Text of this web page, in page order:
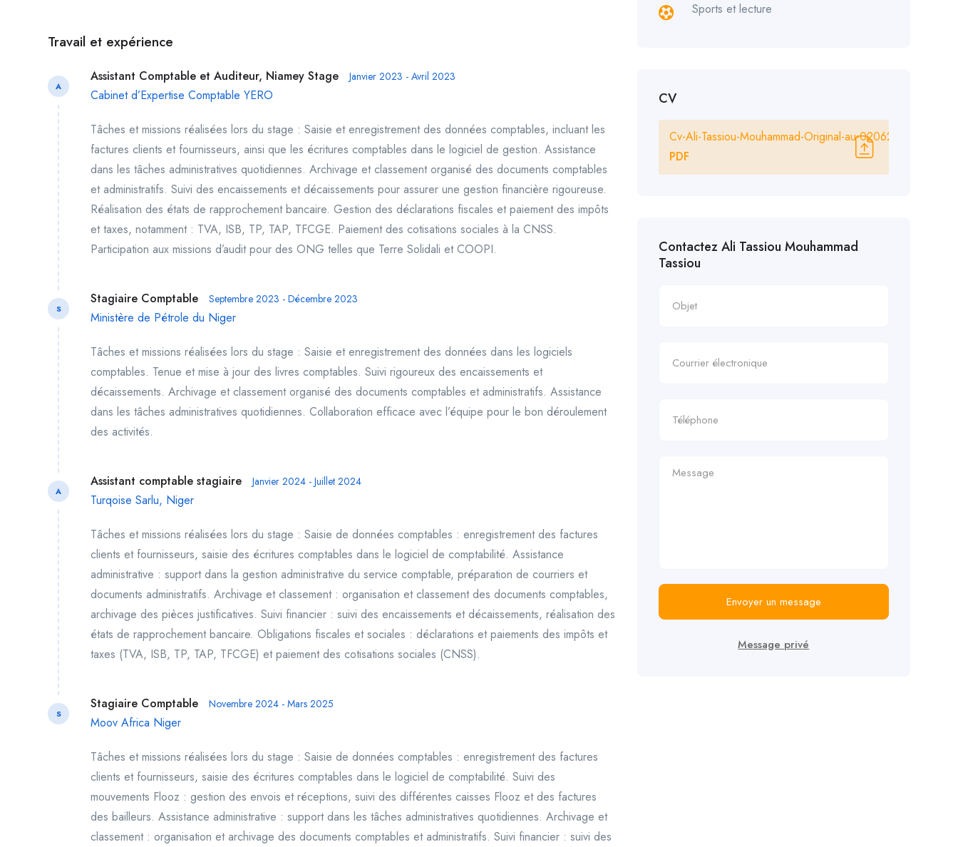
Travail et expérience
A
Assistant Comptable et Auditeur, Niamey Stage Janvier 2023 - Avril 2023
Cabinet d’Expertise Comptable YERO
Tâches et missions réalisées lors du stage : Saisie et enregistrement des données comptables, incluant les
factures clients et fournisseurs, ainsi que les écritures comptables dans le logiciel de gestion. Assistance
dans les tâches administratives quotidiennes. Archivage et classement organisé des documents comptables
et administratifs. Suivi des encaissements et décaissements pour assurer une gestion financière rigoureuse.
Réalisation des états de rapprochement bancaire. Gestion des déclarations fiscales et paiement des impôts
et taxes, notamment : TVA, ISB, TP, TAP, TFCGE. Paiement des cotisations sociales à la CNSS.
Participation aux missions d’audit pour des ONG telles que Terre Solidali et COOPI.
S
Stagiaire Comptable Septembre 2023 - Décembre 2023
Ministère de Pétrole du Niger
Tâches et missions réalisées lors du stage : Saisie et enregistrement des données dans les logiciels
comptables. Tenue et mise à jour des livres comptables. Suivi rigoureux des encaissements et
décaissements. Archivage et classement organisé des documents comptables et administratifs. Assistance
dans les tâches administratives quotidiennes. Collaboration efficace avec l’équipe pour le bon déroulement
des activités.
A
Assistant comptable stagiaire Janvier 2024 - Juillet 2024
Turqoise Sarlu, Niger
Tâches et missions réalisées lors du stage : Saisie de données comptables : enregistrement des factures
clients et fournisseurs, saisie des écritures comptables dans le logiciel de comptabilité. Assistance
administrative : support dans la gestion administrative du service comptable, préparation de courriers et
documents administratifs. Archivage et classement : organisation et classement des documents comptables,
archivage des pièces justificatives. Suivi financier : suivi des encaissements et décaissements, réalisation des
états de rapprochement bancaire. Obligations fiscales et sociales : déclarations et paiements des impôts et
taxes (TVA, ISB, TP, TAP, TFCGE) et paiement des cotisations sociales (CNSS).
S
Stagiaire Comptable Novembre 2024 - Mars 2025
Moov Africa Niger
Tâches et missions réalisées lors du stage : Saisie de données comptables : enregistrement des factures
clients et fournisseurs, saisie des écritures comptables dans le logiciel de comptabilité. Suivi des
mouvements Flooz : gestion des envois et réceptions, suivi des différentes caisses Flooz et des factures
des bailleurs. Assistance administrative : support dans les tâches administratives quotidiennes. Archivage et
classement : organisation et archivage des documents comptables et administratifs. Suivi financier : suivi des
Sports et lecture
CV
Cv-Ali-Tassiou-Mouhammad-Original-au-020625.pdf
PDF
Contactez Ali Tassiou Mouhammad
Tassiou
Envoyer un message
Message privé